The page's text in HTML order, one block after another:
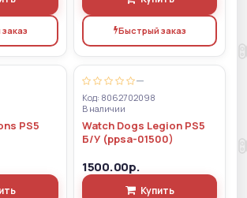
Быстрый заказ
PS5
—
Код: 8062702098
В наличии
Watch Dogs Legion PS5
Б/У (ppsa-01500)
1500.00р.
Купить